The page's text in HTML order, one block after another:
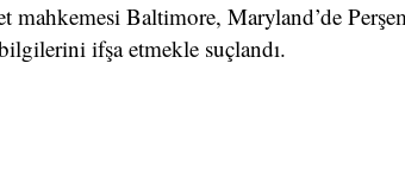
mahkemesi Baltimore, Maryland’de
ifşa etmekle suçlandı.